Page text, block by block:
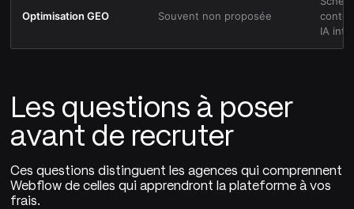
Optimisation GEO Souvent non proposée
IA
Les questions à poser
avant de recruter
Ces questions distinguent les agences qui comprennent
Webflow de celles qui apprendront la plateforme à vos
frais.